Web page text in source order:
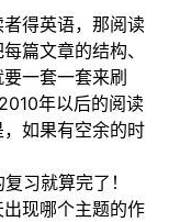
得英语，那阅读
篇文章的结构、
一套一套来刷
年以后的阅读
如果有空余的时
习就算完了！
现哪个主题的作